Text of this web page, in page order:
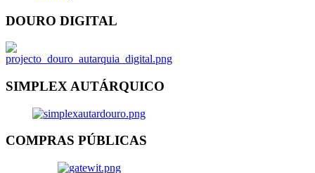
DOURO DIGITAL
SIMPLEX AUTÁRQUICO
COMPRAS PÚBLICAS